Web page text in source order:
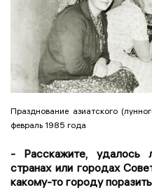
Празднование азиатского
февраль 1985 года
- Расскажите, удалось
странах или городах
какому-то городу